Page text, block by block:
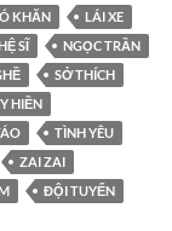
KHĂN
LÁI XE
SĨ
NGỌC TRẦN
SỞ THÍCH
HIỀN
TÌNH YÊU
ZAI ZAI
ĐỘI TUYỂN